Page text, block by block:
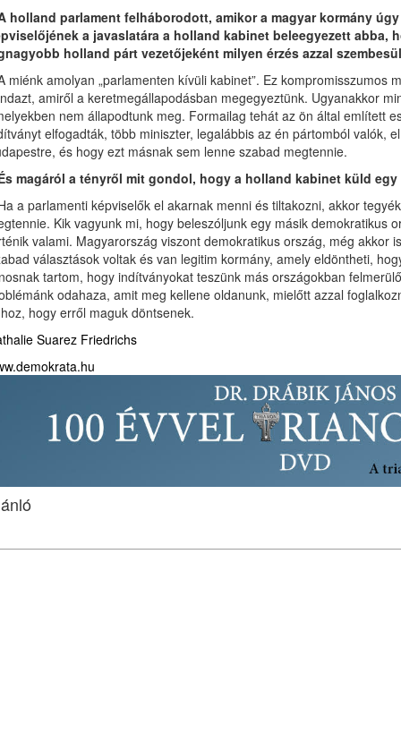
holland parlament felháborodott, amikor a magyar kormány
a javaslatára a holland kabinet beleegyezett
holland párt vezetőjeként milyen érzés azzal
miénk amolyan „parlamenten kívüli kabinet”. Ez
amiről a keretmegállapodásban megegyeztünk. Ugyanakkor
nem állapodtunk meg. Formailag tehát az ön által említett
elfogadták, több miniszter, legalábbis az én pártomból valók,
és hogy ezt másnak sem lenne szabad megtennie.
magáról a tényről mit gondol, hogy a holland kabinet küld
a parlamenti képviselők el akarnak menni és tiltakozni, akkor
Kik vagyunk mi, hogy beleszóljunk egy másik
valami. Magyarország viszont demokratikus ország, még
választások voltak és van legitim kormány, amely eldöntheti,
tartom, hogy indítványokat teszünk más országokban
odahaza, amit meg kellene oldanunk, mielőtt azzal
hogy erről maguk döntsenek.
Suarez Friedrichs